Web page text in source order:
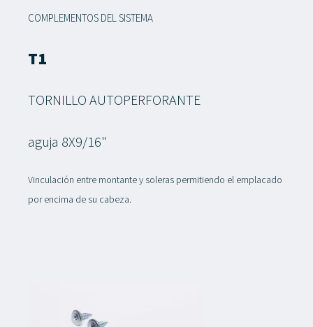
COMPLEMENTOS DEL SISTEMA
T1
TORNILLO AUTOPERFORANTE
aguja 8X9/16"
Vinculación entre montante y soleras permitiendo el emplacado
por encima de su cabeza.